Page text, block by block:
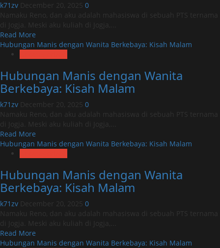
k71zv December 20, 2025 0
Namaku Reno, dan aku adalah mahasiswa di sebuah PTS ternama
di Jogja. Meski aku kuliah di Jogja,...
Read More
more
Manis
dengan
Wanita
Berkebaya:
Kisah
Malam
Hubungan Manis dengan Wanita Berkebaya: Kisah Malam
Hubungan Manis dengan Wanita
Berkebaya: Kisah Malam
k71zv December 20, 2025 0
Namaku Reno, dan aku adalah mahasiswa di sebuah PTS ternama
di Jogja. Meski aku kuliah di Jogja,...
Read More
more
Manis
dengan
Wanita
Berkebaya:
Kisah
Malam
Hubungan Manis dengan Wanita Berkebaya: Kisah Malam
Hubungan Manis dengan Wanita
Berkebaya: Kisah Malam
k71zv December 20, 2025 0
Namaku Reno, dan aku adalah mahasiswa di sebuah PTS ternama
di Jogja. Meski aku kuliah di Jogja,...
Read More
more
Hubungan Manis dengan Wanita Berkebaya: Kisah Malam